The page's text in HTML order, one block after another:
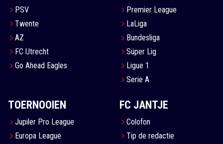
PSV
Twente
AZ
FC Utrecht
Go Ahead Eagles
Premier League
LaLiga
Bundesliga
Süper Lig
Ligue 1
Serie A
TOERNOOIEN
Jupiler Pro League
Europa League
FC JANTJE
Colofon
Tip de redactie